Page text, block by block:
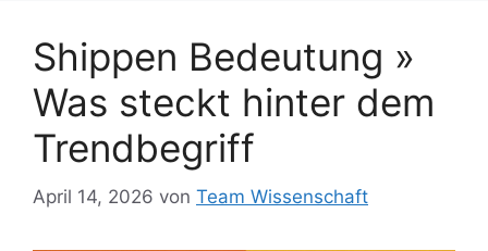
Shippen Bedeutung »
Was steckt hinter dem
Trendbegriff
April 14, 2026 von Team Wissenschaft